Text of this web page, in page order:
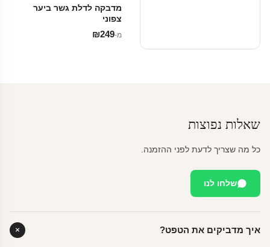
מדבקה לדלת גשר ביער
צפוני
מ‑ ₪249
שאלות נפוצות
כל מה שצריך לדעת לפני ההזמנה.
שלחו לנו
איך מדביקים את הטפט?